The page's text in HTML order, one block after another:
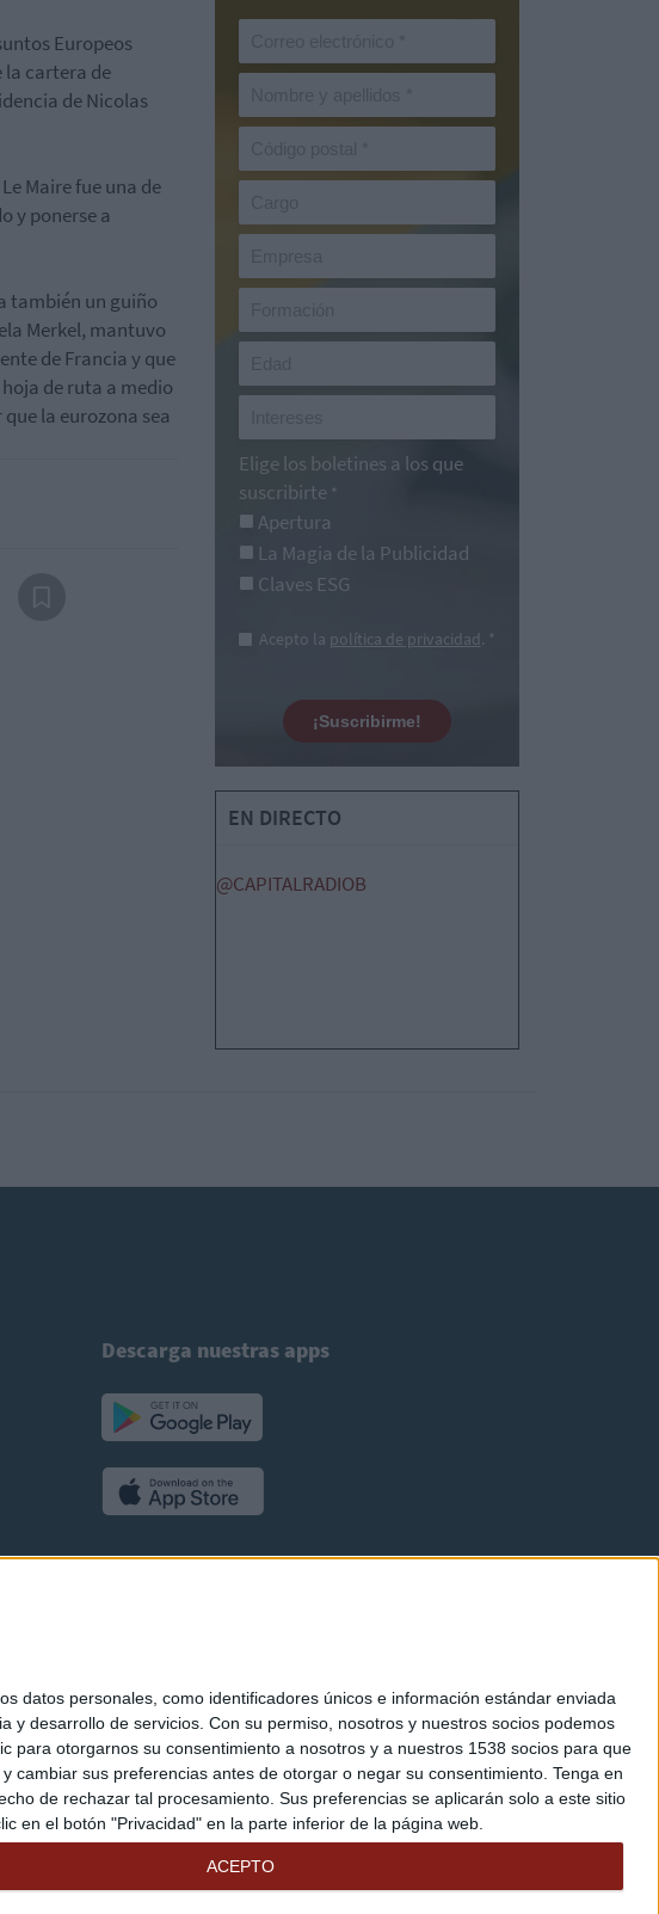
datos personales, como identificadores únicos e información estándar enviada
y desarrollo de servicios. Con su permiso, nosotros y nuestros socios podemos
para otorgarnos su consentimiento a nosotros y a nuestros 1538 socios para que
sus preferencias antes de otorgar o negar su consentimiento. Tenga en
de rechazar tal procesamiento. Sus preferencias se aplicarán solo a este sitio
en el botón "Privacidad" en la parte inferior de la página web.
ACEPTO
Europeos
la cartera de
de Nicolas
Maire fue una de
y ponerse a
también un guiño
Merkel, mantuvo
de Francia y que
de ruta a medio
la eurozona sea
Elige los boletines a los que
suscribirte *
Apertura
La Magia de la Publicidad
Claves ESG
Acepto la política de privacidad. *
¡Suscribirme!
EN DIRECTO
@CAPITALRADIOB
Descarga nuestras apps